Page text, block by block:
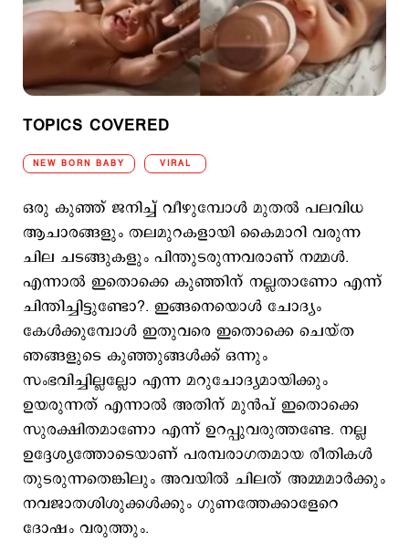
TOPICS COVERED
NEW BORN BABY VIRAL
ഒരു കുഞ്ഞ് ജനിച്ച് വീഴുമ്പോള്‍ മുതല്‍ പലവിധ
ആചാരങ്ങളും തലമുറകളായി കൈമാറി വരുന്ന
ചില ചടങ്ങുകളും പിന്തുടരുന്നവരാണ് നമ്മള്‍.
എന്നാല്‍ ഇതൊക്കെ കുഞ്ഞിന് നല്ലതാണോ എന്ന്
ചിന്തിച്ചിട്ടുണ്ടോ?. ഇങ്ങനെയൊള്‍ ചോദ്യം
കേള്‍ക്കുമ്പോള്‍ ഇതുവരെ ഇതൊക്കെ ചെയ്ത
ഞങ്ങളുടെ കുഞ്ഞുങ്ങള്‍ക്ക് ഒന്നും
സംഭവിച്ചില്ലല്ലോ എന്ന മറുചോദ്യമായിക്കും
ഉയരുന്നത് എന്നാല്‍ അതിന് മുന്‍പ് ഇതൊക്കെ
സുരക്ഷിതമാണോ എന്ന് ഉറപ്പുവരുത്തണ്ടേ. നല്ല
ഉദ്ദേശ്യത്തോടെയാണ് പരമ്പരാഗതമായ രീതികൾ
തുടരുന്നതെങ്കിലും അവയിൽ ചിലത് അമ്മമാർക്കും
നവജാതശിശുക്കൾക്കും ഗുണത്തേക്കാളേറെ
ദോഷം വരുത്തും.